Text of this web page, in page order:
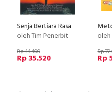
Senja Bertiara Rasa
oleh Tim Penerbit
Rp 44.400
Rp 35.520
oleh
Rp
Rp